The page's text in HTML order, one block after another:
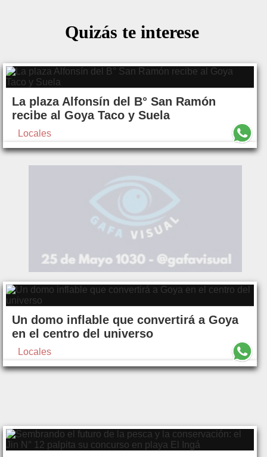
Quizás te interese
La plaza Alfonsín del B° San Ramón
recibe al Goya Taco y Suela
Locales
Un domo inflable que convertirá a Goya
en el centro del universo
Locales